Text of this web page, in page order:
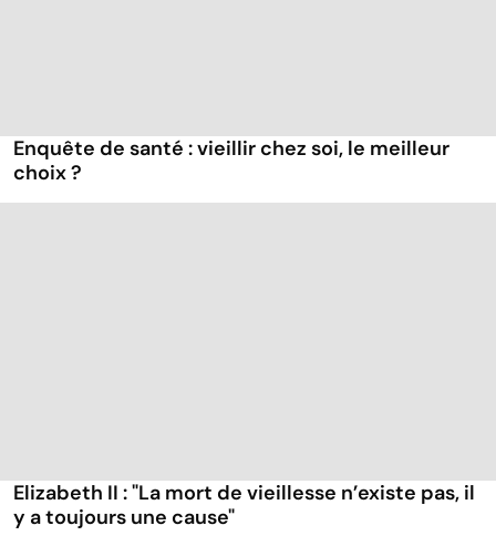
Enquête de santé : vieillir chez soi, le meilleur
choix ?
Elizabeth II : "La mort de vieillesse n’existe pas, il
y a toujours une cause"